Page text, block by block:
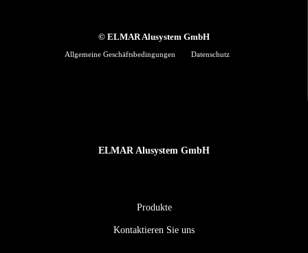
© ELMAR Alusystem GmbH
Allgemeine Geschäftsbedingungen Datenschutz
ELMAR Alusystem GmbH
Produkte
Kontaktieren Sie uns